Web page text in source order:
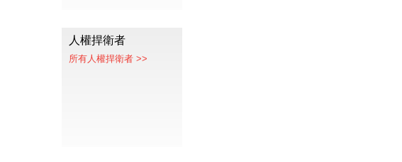
人權捍衛者
所有人權捍衛者 >>